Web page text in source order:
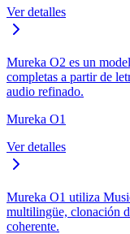
Ver detalles
Mureka O2 es un
completas a partir de
audio refinado.
Mureka O1
Ver detalles
Mureka O1 utiliza
multilingüe, clonación
coherente.